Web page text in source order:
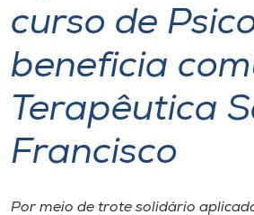
Atendimento ao Estudante
Portal de Ensino
curso de
beneficia
Terapêutica
Francisco
Por meio de trote solidário